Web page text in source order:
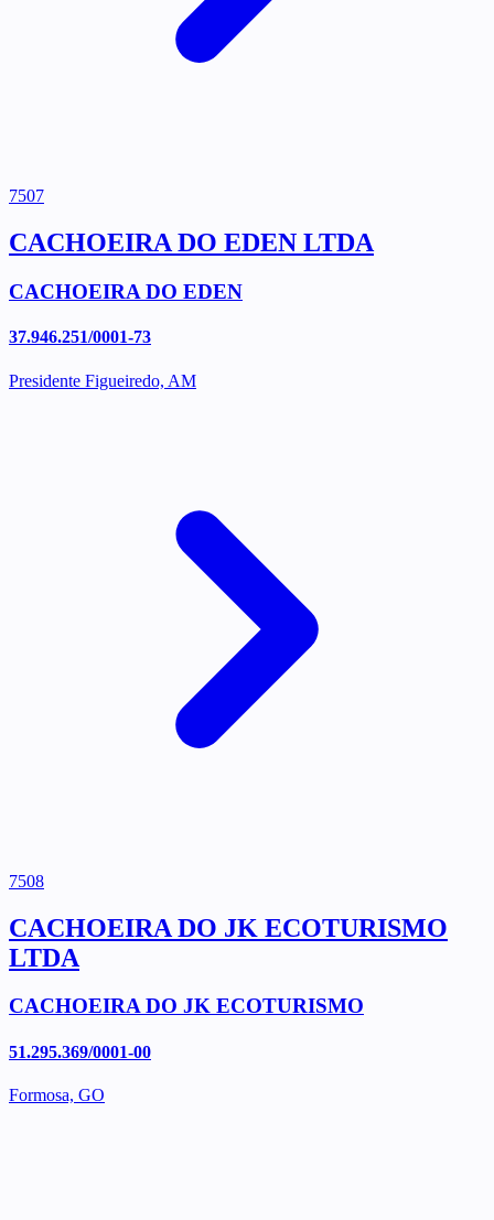
7507
CACHOEIRA DO EDEN LTDA
CACHOEIRA DO EDEN
37.946.251/0001-73
Presidente Figueiredo, AM
7508
CACHOEIRA DO JK ECOTURISMO
LTDA
CACHOEIRA DO JK ECOTURISMO
51.295.369/0001-00
Formosa, GO